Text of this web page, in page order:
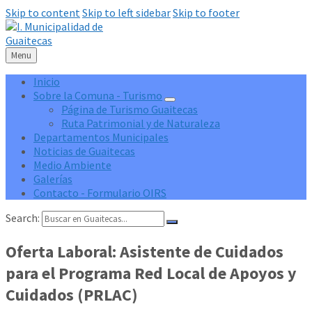
Skip to contentSkip to left sidebarSkip to footer
Menu
Inicio
Sobre la Comuna - Turismo
Página de Turismo Guaitecas
Ruta Patrimonial y de Naturaleza
Departamentos Municipales
Noticias de Guaitecas
Medio Ambiente
Galerías
Contacto - Formulario OIRS
Search:
Oferta Laboral: Asistente de Cuidados
para el Programa Red Local de Apoyos y
Cuidados (PRLAC)